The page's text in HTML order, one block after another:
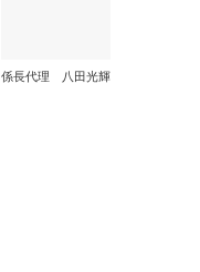
係長代理 八田光輝